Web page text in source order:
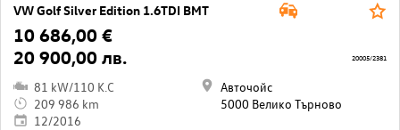
VW Golf Silver Edition 1.6TDI BMT
10 686,00 €
20 900,00 лв.
81 kW/110 K.C
209 986 km
12/2016
Авточойс
5000 Велико Търново
20005/2381